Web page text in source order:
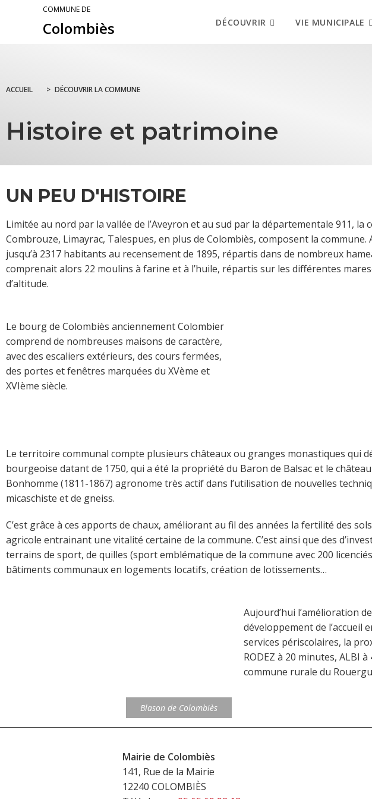
COMMUNE DE
Colombiès DÉCOUVRIR VIE MUNICIPALE
ACCUEIL > DÉCOUVRIR LA COMMUNE
Histoire et patrimoine
UN PEU D'HISTOIRE
Limitée au nord par la vallée de l’Aveyron et au sud par la départementale 911,
Combrouze, Limayrac, Talespues, en plus de Colombiès, composent la
jusqu’à 2317 habitants au recensement de 1895, répartis dans de nombreux
comprenait alors 22 moulins à farine et à l’huile, répartis sur les différentes
d’altitude.
Le bourg de Colombiès anciennement Colombier
comprend de nombreuses maisons de caractère,
avec des escaliers extérieurs, des cours fermées,
des portes et fenêtres marquées du XVème et
XVIème siècle.
Le territoire communal compte plusieurs châteaux ou granges monastiques qui
bourgeoise datant de 1750, qui a été la propriété du Baron de Balsac et le
Bonhomme (1811-1867) agronome très actif dans l’utilisation de nouvelles
micaschiste et de gneiss.
C’est grâce à ces apports de chaux, améliorant au fil des années la fertilité des
agricole entrainant une vitalité certaine de la commune. C’est ainsi que des
terrains de sport, de quilles (sport emblématique de la commune avec 200
bâtiments communaux en logements locatifs, création de lotissements…
Blason de Colombiès
Aujourd’hui l’amélioration
développement de l’accueil
services périscolaires, la
RODEZ à 20 minutes, ALBI
commune rurale du
Mairie de Colombiès
141, Rue de la Mairie
12240 COLOMBIÈS